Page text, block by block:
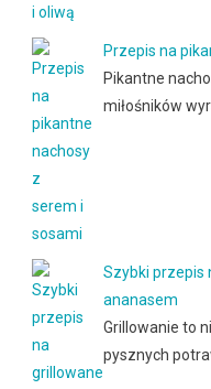
Przepis na
Pikantne
miłośników
Szybki przepis
ananasem
Grillowanie to
pysznych